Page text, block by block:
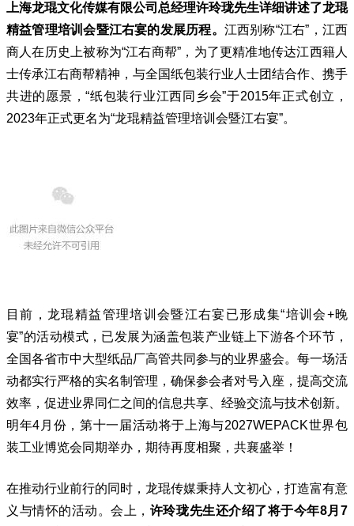
上海龙琨文化传媒有限公司总经理许玲珑先生详细讲述了龙琨
精益管理培训会暨江右宴的发展历程。 江西别称“江右”，江西
商人在历史上被称为“江右商帮”，为了更精准地传达江西籍人
士传承江右商帮精神，与全国纸包装行业人士团结合作、携手
共进的愿景，“纸包装行业江西同乡会”于2015年正式创立，
2023年正式更名为“龙琨精益管理培训会暨江右宴”。
目前，龙琨精益管理培训会暨江右宴已形成集“培训会+晚
宴”的活动模式，已发展为涵盖包装产业链上下游各个环节，
全国各省市中大型纸品厂高管共同参与的业界盛会。每一场活
动都实行严格的实名制管理，确保参会者对号入座，提高交流
效率，促进业界同仁之间的信息共享、经验交流与技术创新。
明年4月份，第十一届活动将于上海与2027WEPACK世界包
装工业博览会同期举办，期待再度相聚，共襄盛举！
在推动行业前行的同时，龙琨传媒秉持人文初心，打造富有意
义与情怀的活动。会上， 许玲珑先生还介绍了将于今年8月7